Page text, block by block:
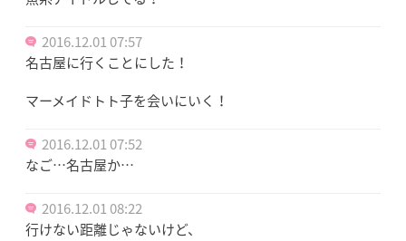
2016.12.01 07:57
名古屋に行くことにした！
マーメイドトト子を会いにいく！
2016.12.01 07:52
なご…名古屋か…
2016.12.01 08:22
行けない距離じゃないけど、